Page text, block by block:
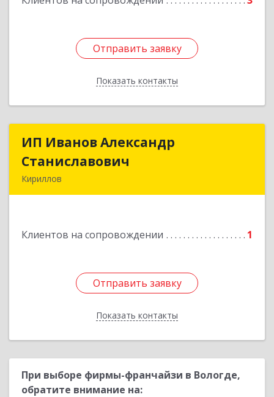
Отправить заявку
Показать контакты
Отправить заявку
Назад
ИП Иванов Александр
Станиславович
Кириллов
Клиентов на сопровождении 1
Отправить заявку
Показать контакты
ИП Иванов Александр
Подробнее
Отправить заявку
Назад
При выборе фирмы-франчайзи в Вологде,
обратите внимание на: